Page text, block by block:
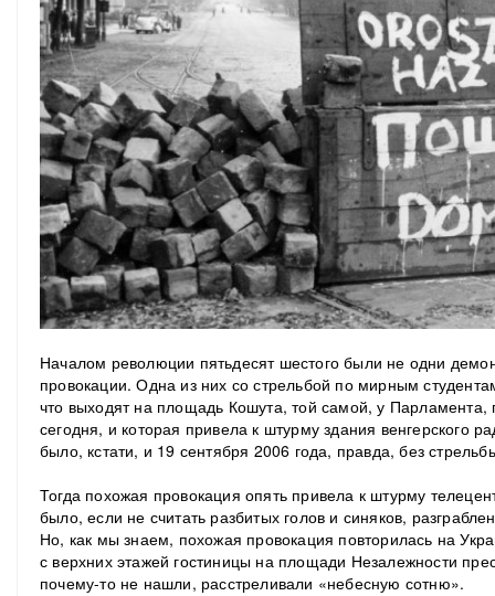
Началом революции пятьдесят шестого были не одни
провокации. Одна из них со стрельбой по мирным
что выходят на площадь Кошута, той самой, у Парламента,
сегодня, и которая привела к штурму здания венгерского
было, кстати, и 19 сентября 2006 года, правда, без
Тогда похожая провокация опять привела к штурму
было, если не считать разбитых голов и синяков,
Но, как мы знаем, похожая провокация повторилась на
с верхних этажей гостиницы на площади Незалежности
почему-то не нашли, расстреливали «небесную сотню».